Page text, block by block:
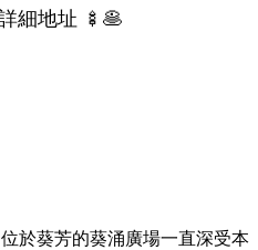
細地址 🍢🥞
於葵芳的葵涌廣場一直深受本